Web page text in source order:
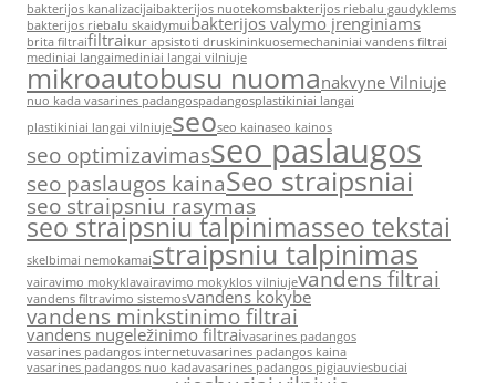
bakterijos kanalizacijaibakterijos nuotekomsbakterijos riebalu gaudyklems
bakterijos riebalu skaidymuibakterijos valymo įrenginiams
brita filtraifiltraikur apsistoti druskininkuosemechaniniai vandens filtrai
mediniai langaimediniai langai vilniuje
mikroautobusu nuomanakvyne Vilniuje
nuo kada vasarines padangospadangosplastikiniai langai
plastikiniai langai vilniujeseoseo kainaseo kainos
seo optimizavimasseo paslaugos
seo paslaugos kainaSeo straipsniai
seo straipsniu rasymas
seo straipsniu talpinimasseo tekstai
skelbimai nemokamaistraipsniu talpinimas
vairavimo mokyklavairavimo mokyklos vilniujevandens filtrai
vandens filtravimo sistemosvandens kokybe
vandens minkstinimo filtrai
vandens nugeležinimo filtraivasarines padangos
vasarines padangos internetuvasarines padangos kaina
vasarines padangos nuo kadavasarines padangos pigiauviesbuciai